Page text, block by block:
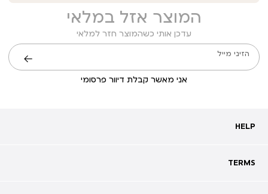
המוצר אזל במלאי
עדכן אותי כשהמוצר חזר למלאי
הזיני מייל
אני מאשר קבלת דיוור פרסומי
שליחה
HELP
HELP
שאלות ותשובות
TERMS
TERMS